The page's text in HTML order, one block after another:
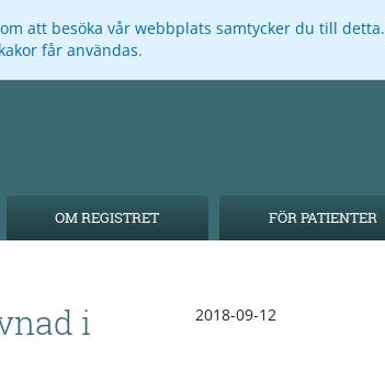
att besöka vår webbplats samtycker du till detta.
får användas.
OM REGISTRET FÖR PATIENTER
i
2018-09-12